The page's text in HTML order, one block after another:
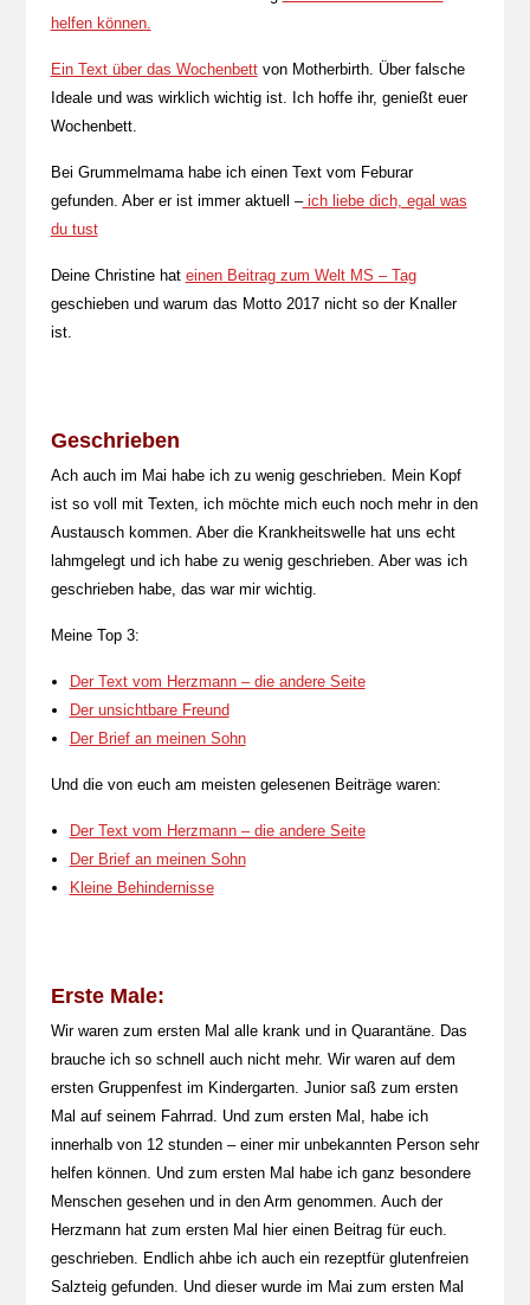
helfen können.
Ein Text über das Wochenbettvon Motherbirth. Über falsche
Ideale und was wirklich wichtig ist. Ich hoffe ihr, genießt euer
Wochenbett.
Bei Grummelmama habe ich einen Text vom Feburar
gefunden. Aber er ist immer aktuell –ich liebe dich, egal was
du tust
Deine Christine hat einen Beitrag zum Welt MS – Tag
geschieben und warum das Motto 2017 nicht so der Knaller
ist.
Geschrieben
Ach auch im Mai habe ich zu wenig geschrieben. Mein Kopf
ist so voll mit Texten, ich möchte mich euch noch mehr in den
Austausch kommen. Aber die Krankheitswelle hat uns echt
lahmgelegt und ich habe zu wenig geschrieben. Aber was ich
geschrieben habe, das war mir wichtig.
Meine Top 3:
Der Text vom Herzmann – die andere Seite
Der unsichtbare Freund
Der Brief an meinen Sohn
Und die von euch am meisten gelesenen Beiträge waren:
Der Text vom Herzmann – die andere Seite
Der Brief an meinen Sohn
Kleine Behindernisse
Erste Male:
Wir waren zum ersten Mal alle krank und in Quarantäne. Das
brauche ich so schnell auch nicht mehr. Wir waren auf dem
ersten Gruppenfest im Kindergarten. Junior saß zum ersten
Mal auf seinem Fahrrad. Und zum ersten Mal, habe ich
innerhalb von 12 stunden – einer mir unbekannten Person sehr
helfen können. Und zum ersten Mal habe ich ganz besondere
Menschen gesehen und in den Arm genommen. Auch der
Herzmann hat zum ersten Mal hier einen Beitrag für euch.
geschrieben. Endlich ahbe ich auch ein rezeptfür glutenfreien
Salzteig gefunden. Und dieser wurde im Mai zum ersten Mal